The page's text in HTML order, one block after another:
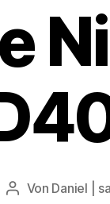
Beitragsautor
Von Daniel |